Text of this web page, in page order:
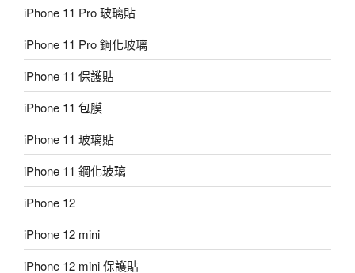
iPhone 11 Pro 玻璃貼
iPhone 11 Pro 鋼化玻璃
iPhone 11 保護貼
iPhone 11 包膜
iPhone 11 玻璃貼
iPhone 11 鋼化玻璃
iPhone 12
iPhone 12 mini
iPhone 12 mini 保護貼